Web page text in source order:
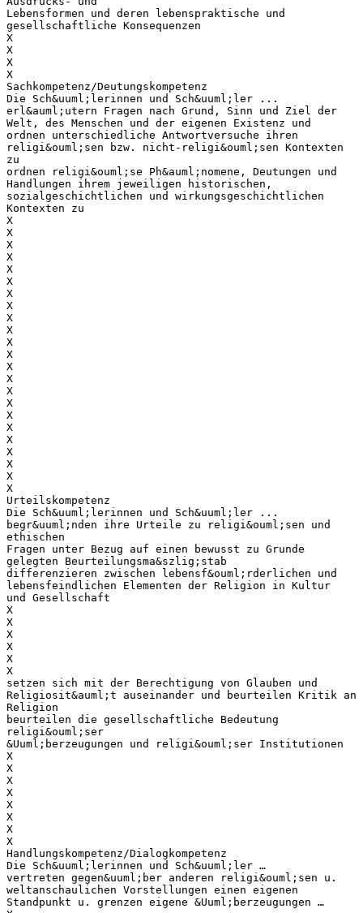
Lebensformen und deren lebenspraktische und
gesellschaftliche Konsequenzen
X
X
X
X
Sachkompetenz/Deutungskompetenz
Die Sch&uuml;lerinnen und Sch&uuml;ler ...
erl&auml;utern Fragen nach Grund, Sinn und Ziel der
Welt, des Menschen und der eigenen Existenz und
ordnen unterschiedliche Antwortversuche ihren
religi&ouml;sen bzw. nicht-religi&ouml;sen Kontexten
zu
ordnen religi&ouml;se Ph&auml;nomene, Deutungen und
Handlungen ihrem jeweiligen historischen,
sozialgeschichtlichen und wirkungsgeschichtlichen
Kontexten zu
X
X
X
X
X
X
X
X
X
X
X
X
X
X
X
X
X
X
X
X
X
X
X
Urteilskompetenz
Die Sch&uuml;lerinnen und Sch&uuml;ler ...
begr&uuml;nden ihre Urteile zu religi&ouml;sen und
ethischen
Fragen unter Bezug auf einen bewusst zu Grunde
gelegten Beurteilungsma&szlig;stab
differenzieren zwischen lebensf&ouml;rderlichen und
lebensfeindlichen Elementen der Religion in Kultur
und Gesellschaft
X
X
X
X
X
X
setzen sich mit der Berechtigung von Glauben und
Religiosit&auml;t auseinander und beurteilen Kritik an
Religion
beurteilen die gesellschaftliche Bedeutung
religi&ouml;ser
&Uuml;berzeugungen und religi&ouml;ser Institutionen
X
X
X
X
X
X
X
X
Handlungskompetenz/Dialogkompetenz
Die Sch&uuml;lerinnen und Sch&uuml;ler …
vertreten gegen&uuml;ber anderen religi&ouml;sen u.
weltanschaulichen Vorstellungen einen eigenen
Standpunkt u. grenzen eigene &Uuml;berzeugungen …